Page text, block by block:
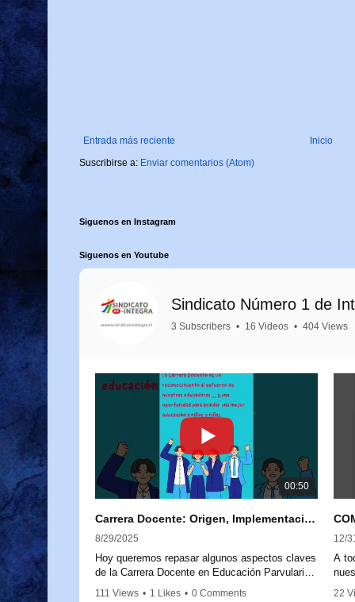
Entrada más reciente
Inicio
Suscribirse a: Enviar comentarios (Atom)
Siguenos en Instagram
Siguenos en Youtube
Sindicato Número 1 de
3 Subscribers • 16 Videos • 404 Views
00:50
Carrera Docente: Origen, Implementación y Próximos Pasos
8/29/2025
Hoy queremos repasar algunos aspectos claves
de la Carrera Docente en Educación Parvularia,
111 Views • 1 Likes • 0 Comments
12/
A
22